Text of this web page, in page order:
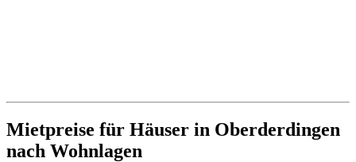
Mietpreise für Häuser in Oberderdingen
nach Wohnlagen